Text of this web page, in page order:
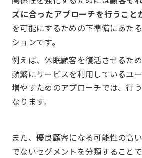
ズに合ったアプローチを行うこと
を可能にするための下準備にあた
ションです。
例えば、休眠顧客を復活させるため
頻繁にサービスを利用しているユ
増やすためのアプローチでは、行
なります。
また、優良顧客になる可能性の高
でないセグメントを分類することで